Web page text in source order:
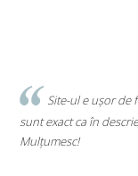
Site-ul e ușor de
sunt exact ca în
Mulțumesc!